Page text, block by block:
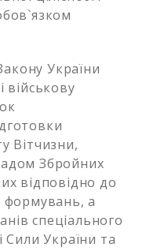
України
військову
Вітчизни,
Збройних
відповідно до
формувань, а
спеціального
Сили України та